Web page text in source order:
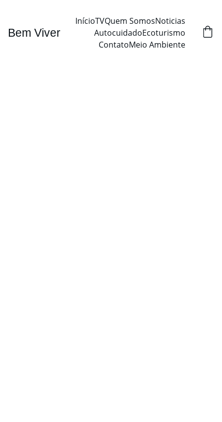
Bem Viver
InícioTVQuem SomosNoticias
AutocuidadoEcoturismo
ContatoMeio Ambiente